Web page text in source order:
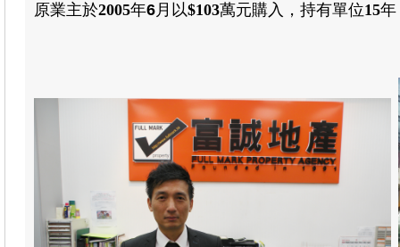
原業主於2005年6月 以$103萬元購入 ， 持有單位15年